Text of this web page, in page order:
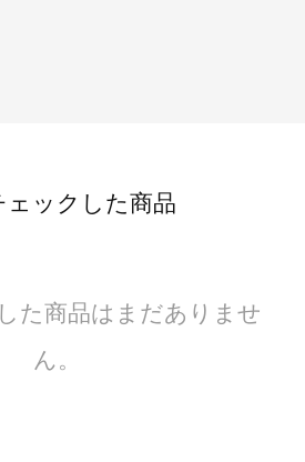
ェックした商品
た商品はまだありませ
ん。